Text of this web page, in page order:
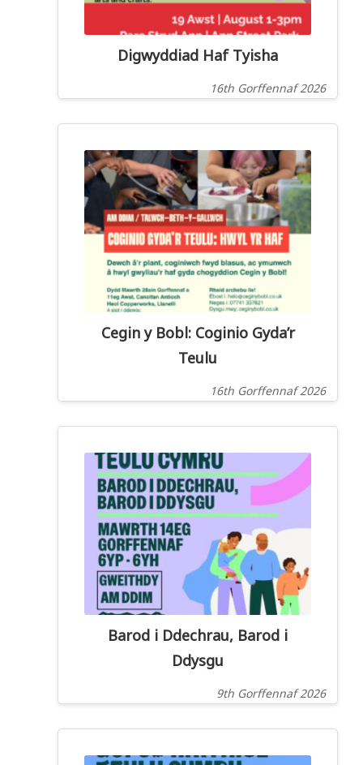
Digwyddiad Haf Tyisha
16th Gorffennaf 2026
Cegin y Bobl: Coginio Gyda’r
Teulu
16th Gorffennaf 2026
Barod i Ddechrau, Barod i
Ddysgu
9th Gorffennaf 2026